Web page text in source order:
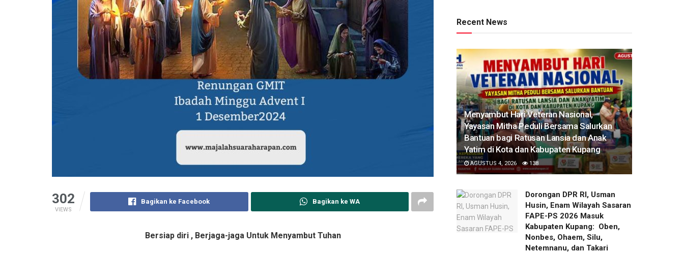
302
VIEWS
Bagikan ke Facebook Bagikan ke WA
Bersiap diri , Berjaga-jaga Untuk Menyambut Tuhan
Recent News
​Menyambut Hari Veteran Nasional,
Yayasan Mitha Peduli Bersama Salurkan
Bantuan bagi Ratusan Lansia dan Anak
Yatim di Kota dan Kabupaten Kupang
AGUSTUS 4, 2026 138
Dorongan DPR RI, Usman
Husin, Enam Wilayah Sasaran
FAPE-PS 2026 Masuk
Kabupaten Kupang: Oben,
Nonbes, Ohaem, Silu,
Netemnanu, dan Takari